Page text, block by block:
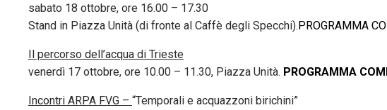
sabato 18 ottobre, ore 16.00 – 17.30
Stand in Piazza Unità (di fronte al Caffè degli Specchi).PROGRAMMA
Il percorso dell’acqua di Trieste
venerdì 17 ottobre, ore 10.00 – 11.30, Piazza Unità. PROGRAMMA
Incontri ARPA FVG – “Temporali e acquazzoni birichini”